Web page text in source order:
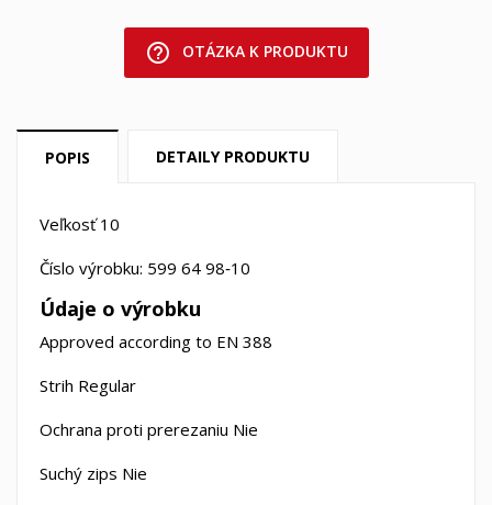
help_outline OTÁZKA K PRODUKTU
POPIS DETAILY PRODUKTU
Veľkosť 10
Číslo výrobku: 599 64 98‑10
Údaje o výrobku
Approved according to EN 388
Strih Regular
Ochrana proti prerezaniu Nie
Suchý zips Nie